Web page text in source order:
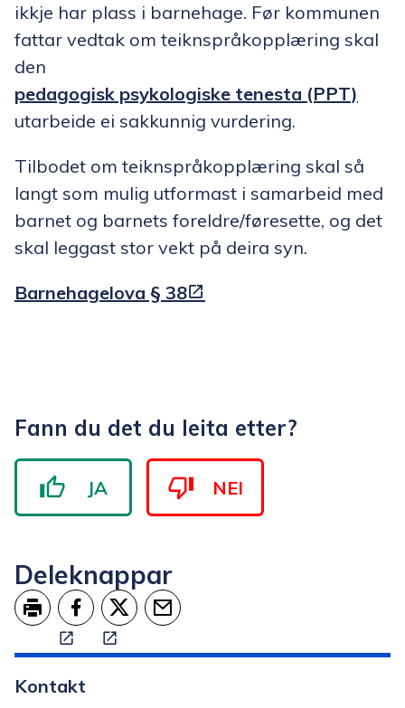
ikkje har plass i barnehage. Før kommunen
fattar vedtak om teiknspråkopplæring skal
den
pedagogisk psykologiske tenesta (PPT)
utarbeide ei sakkunnig vurdering.
Tilbodet om teiknspråkopplæring skal så
langt som mulig utformast i samarbeid med
barnet og barnets foreldre/føresette, og det
skal leggast stor vekt på deira syn.
Barnehagelova § 38
Fann du det du leita etter?
JA NEI
Deleknappar
Skriv utDel på Facebook
Del på Twitter
Kontakt